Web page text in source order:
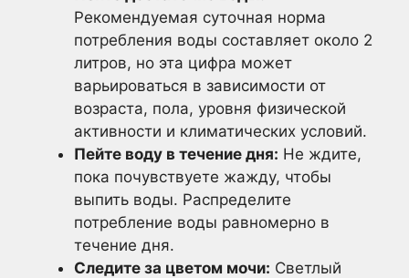
Рекомендуемая суточная норма
потребления воды составляет около 2
литров, но эта цифра может
варьироваться в зависимости от
возраста, пола, уровня физической
активности и климатических условий.
Пейте воду в течение дня: Не ждите,
пока почувствуете жажду, чтобы
выпить воды. Распределите
потребление воды равномерно в
течение дня.
Следите за цветом мочи: Светлый